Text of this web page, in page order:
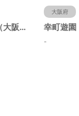
野田中央第２公園（大阪府豊中市）
大阪府
幸町遊園
-